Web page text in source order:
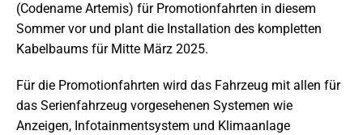
(Codename Artemis) für Promotionfahrten in diesem
Sommer vor und plant die Installation des kompletten
Kabelbaums für Mitte März 2025.
Für die Promotionfahrten wird das Fahrzeug mit allen für
das Serienfahrzeug vorgesehenen Systemen wie
Anzeigen, Infotainmentsystem und Klimaanlage